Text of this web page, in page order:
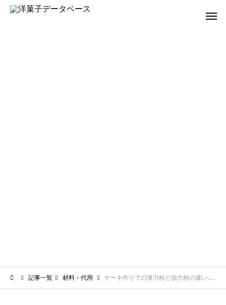
記事一覧 材料・代用 ケーキ作りでの薄力粉と強力粉の違いとは？生地のふくらみを比較